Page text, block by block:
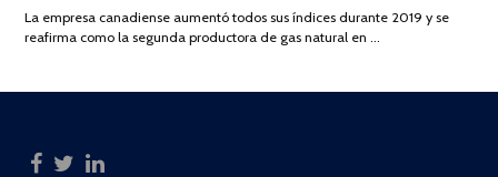
2025
La empresa canadiense aumentó todos sus índices durante 2019 y se
reafirma como la segunda productora de gas natural en …